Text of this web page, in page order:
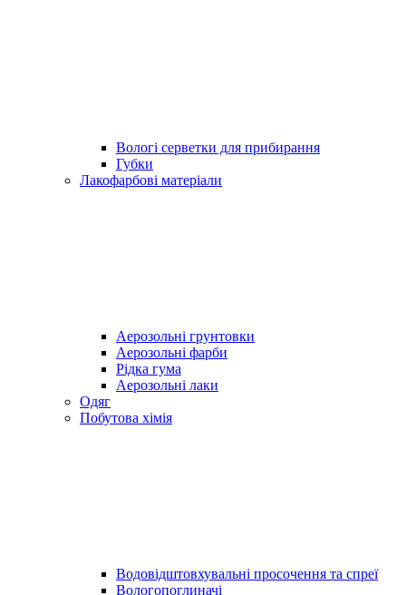
Вологі серветки для прибирання
Губки
Лакофарбові матеріали
Аерозольні грунтовки
Аерозольні фарби
Рідка гума
Аерозольні лаки
Одяг
Побутова хімія
Водовідштовхувальні просочення та спреї
Вологопоглиначі